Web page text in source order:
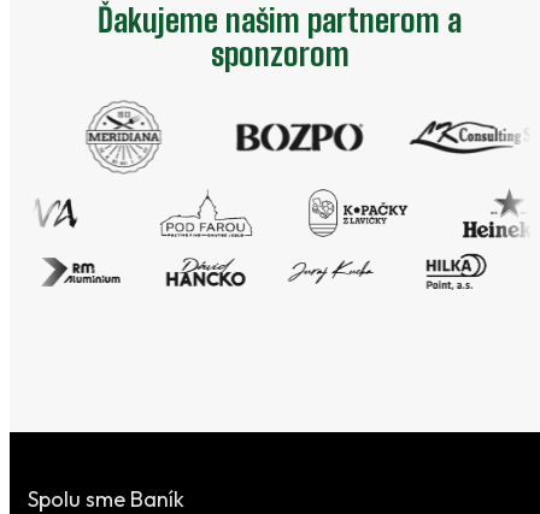
Ďakujeme našim partnerom a
sponzorom
Spolu sme Baník